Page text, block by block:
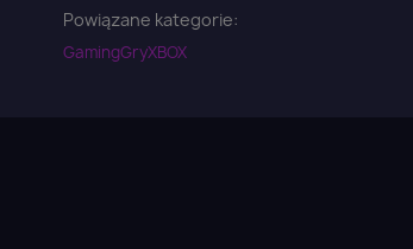
Powiązane kategorie:
GamingGryXBOX